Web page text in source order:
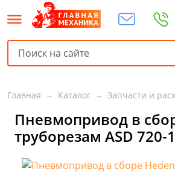
Главная Каталог Запчасти и
Пневмопривод в
труборезам ASD 720-